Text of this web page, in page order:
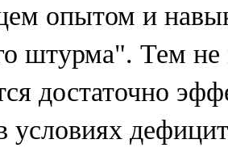
опытом и
штурма". Тем не
достаточно
условиях